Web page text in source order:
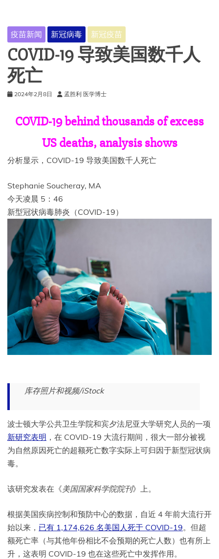
疫苗新闻 新冠病毒 新冠疫苗
COVID-19 导致美国数千人
死亡
2024年2月8日 孟胜利 医学博士
COVID-19 behind thousands of excess
US deaths, analysis shows
分析显示，COVID-19 导致美国数千人死亡
Stephanie Soucheray, MA
今天凌晨 5：46
新型冠状病毒肺炎（COVID-19）
库存照片和视频/iStock
波士顿大学公共卫生学院和宾夕法尼亚大学研究人员的一项
新研究表明 ，在 COVID-19 大流行期间，很大一部分被视
为自然原因死亡的超额死亡数字实际上可归因于新型冠状病
毒。
该研究发表在《美国国家科学院院刊》上。
根据美国疾病控制和预防中心的数据，自近 4 年前大流行开
始以来， 已有 1,174,626 名美国人死于 COVID-19。但超
额死亡率（与其他年份相比不会预期的死亡人数）也有所上
升，这表明 COVID-19 也在这些死亡中发挥作用。